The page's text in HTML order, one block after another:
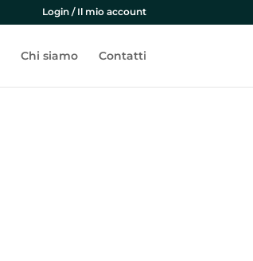
Login / Il mio account
Chi siamo Contatti